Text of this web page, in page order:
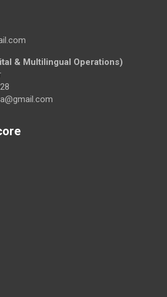
& Multilingual Operations)